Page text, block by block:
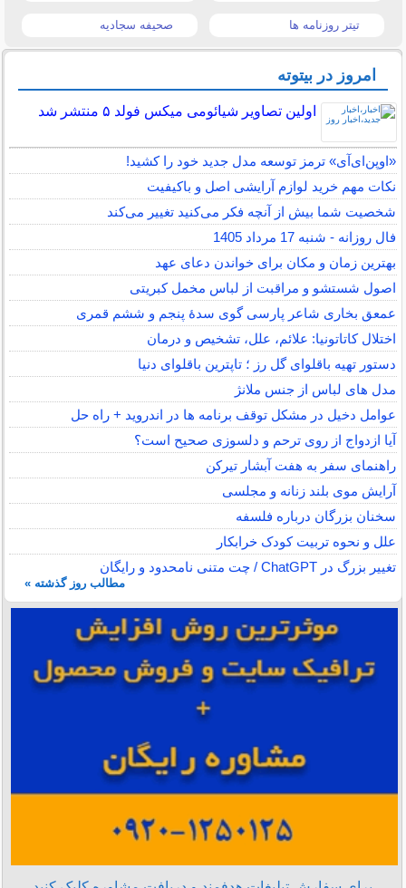
تیتر روزنامه ها صحیفه سجادیه
امروز در بیتوته
اولین تصاویر شیائومی میکس فولد ۵ منتشر شد
«اوپن‌ای‌آی» ترمز توسعه مدل جدید خود را کشید!
نکات مهم خرید لوازم آرایشی اصل و باکیفیت
شخصیت شما بیش از آنچه فکر می‌کنید تغییر می‌کند
فال روزانه - شنبه 17 مرداد 1405
بهترین زمان و مکان برای خواندن دعای عهد
اصول شستشو و مراقبت از لباس مخمل کبریتی
عمعق بخاری شاعر پارسی گوی سدهٔ پنجم و ششم قمری
اختلال کاتاتونیا: علائم، علل، تشخیص و درمان
دستور تهیه باقلوای گل رز ؛ تاپترین باقلوای دنیا
مدل های لباس از جنس ملانژ
عوامل دخیل در مشکل توقف برنامه ها در اندروید + راه حل
آیا ازدواج از روی ترحم و دلسوزی صحیح است؟
راهنمای سفر به هفت آبشار تیرکن
آرایش موی بلند زنانه و مجلسی
سخنان بزرگان درباره فلسفه
علل و نحوه تربیت کودک خرابکار
تغییر بزرگ در ChatGPT / چت متنی نامحدود و رایگان
مطالب روز گذشته »